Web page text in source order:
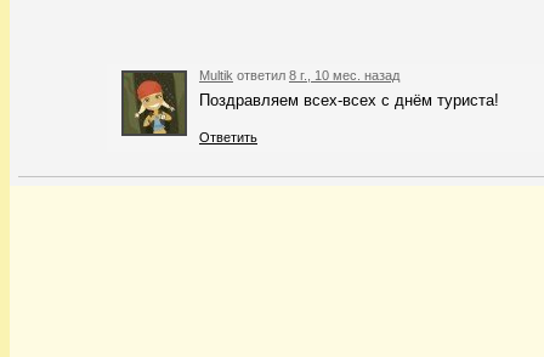
Multik ответил 8 г., 10 мес. назад
Поздравляем всех-всех с днём туриста!
Ответить